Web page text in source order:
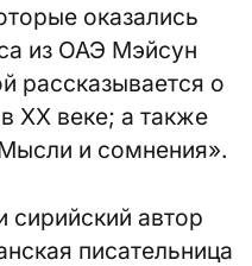
оказались
из ОАЭ Мэйсун
рассказывается о
XX веке; а также
и сомнения».
сирийский автор
писательница